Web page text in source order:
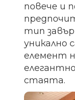
повече и
тип
уникално
елемент
стаята.